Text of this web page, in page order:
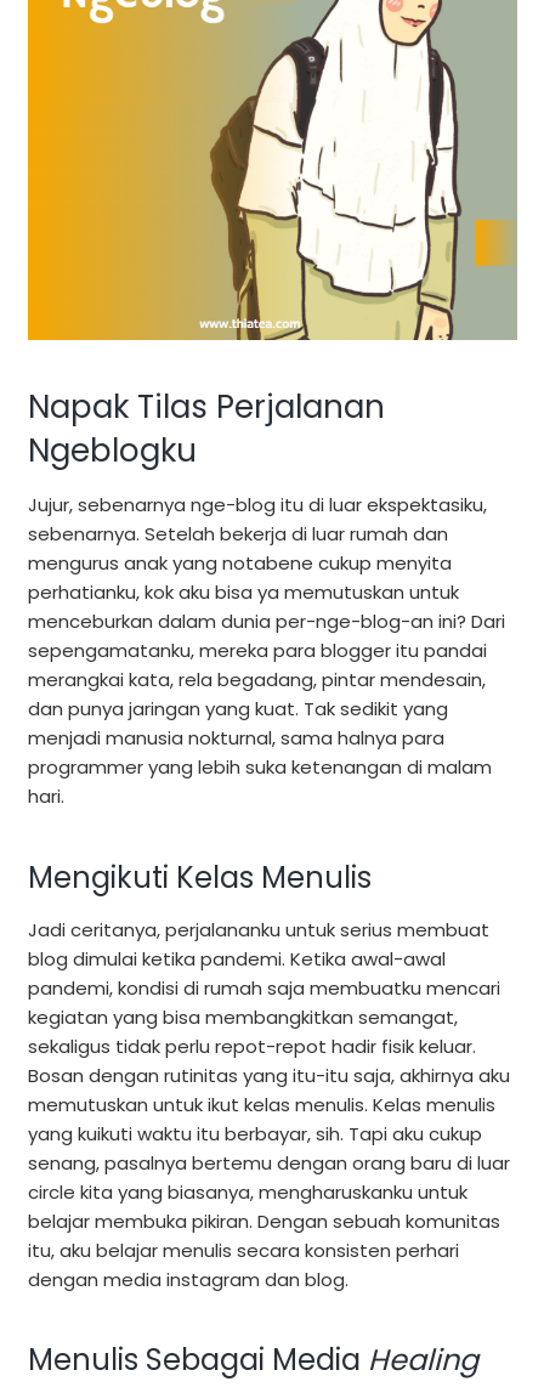
Napak Tilas Perjalanan
Ngeblogku
Jujur, sebenarnya nge-blog itu di luar ekspektasiku,
sebenarnya. Setelah bekerja di luar rumah dan
mengurus anak yang notabene cukup menyita
perhatianku, kok aku bisa ya memutuskan untuk
menceburkan dalam dunia per-nge-blog-an ini? Dari
sepengamatanku, mereka para blogger itu pandai
merangkai kata, rela begadang, pintar mendesain,
dan punya jaringan yang kuat. Tak sedikit yang
menjadi manusia nokturnal, sama halnya para
programmer yang lebih suka ketenangan di malam
hari.
Mengikuti Kelas Menulis
Jadi ceritanya, perjalananku untuk serius membuat
blog dimulai ketika pandemi. Ketika awal-awal
pandemi, kondisi di rumah saja membuatku mencari
kegiatan yang bisa membangkitkan semangat,
sekaligus tidak perlu repot-repot hadir fisik keluar.
Bosan dengan rutinitas yang itu-itu saja, akhirnya aku
memutuskan untuk ikut kelas menulis. Kelas menulis
yang kuikuti waktu itu berbayar, sih. Tapi aku cukup
senang, pasalnya bertemu dengan orang baru di luar
circle kita yang biasanya, mengharuskanku untuk
belajar membuka pikiran. Dengan sebuah komunitas
itu, aku belajar menulis secara konsisten perhari
dengan media instagram dan blog.
Menulis Sebagai Media Healing